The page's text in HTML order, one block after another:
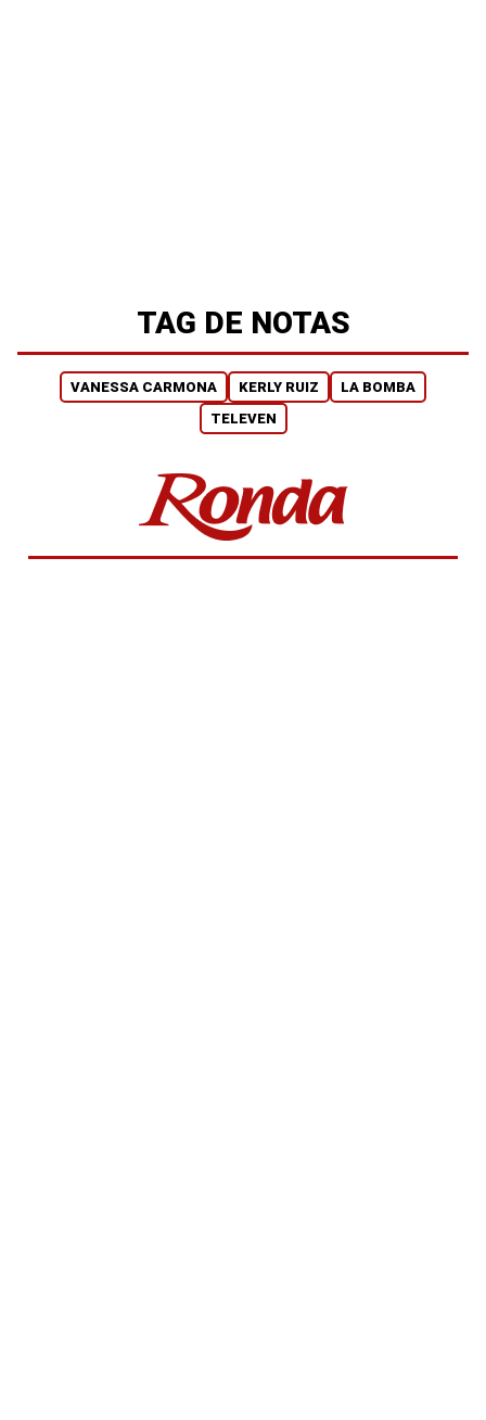
TAG DE NOTAS
VANESSA CARMONA KERLY RUIZ
LA BOMBA
TELEVEN